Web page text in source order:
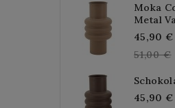
Moka
Metal
45,90 €
51,00 €
45,90 €